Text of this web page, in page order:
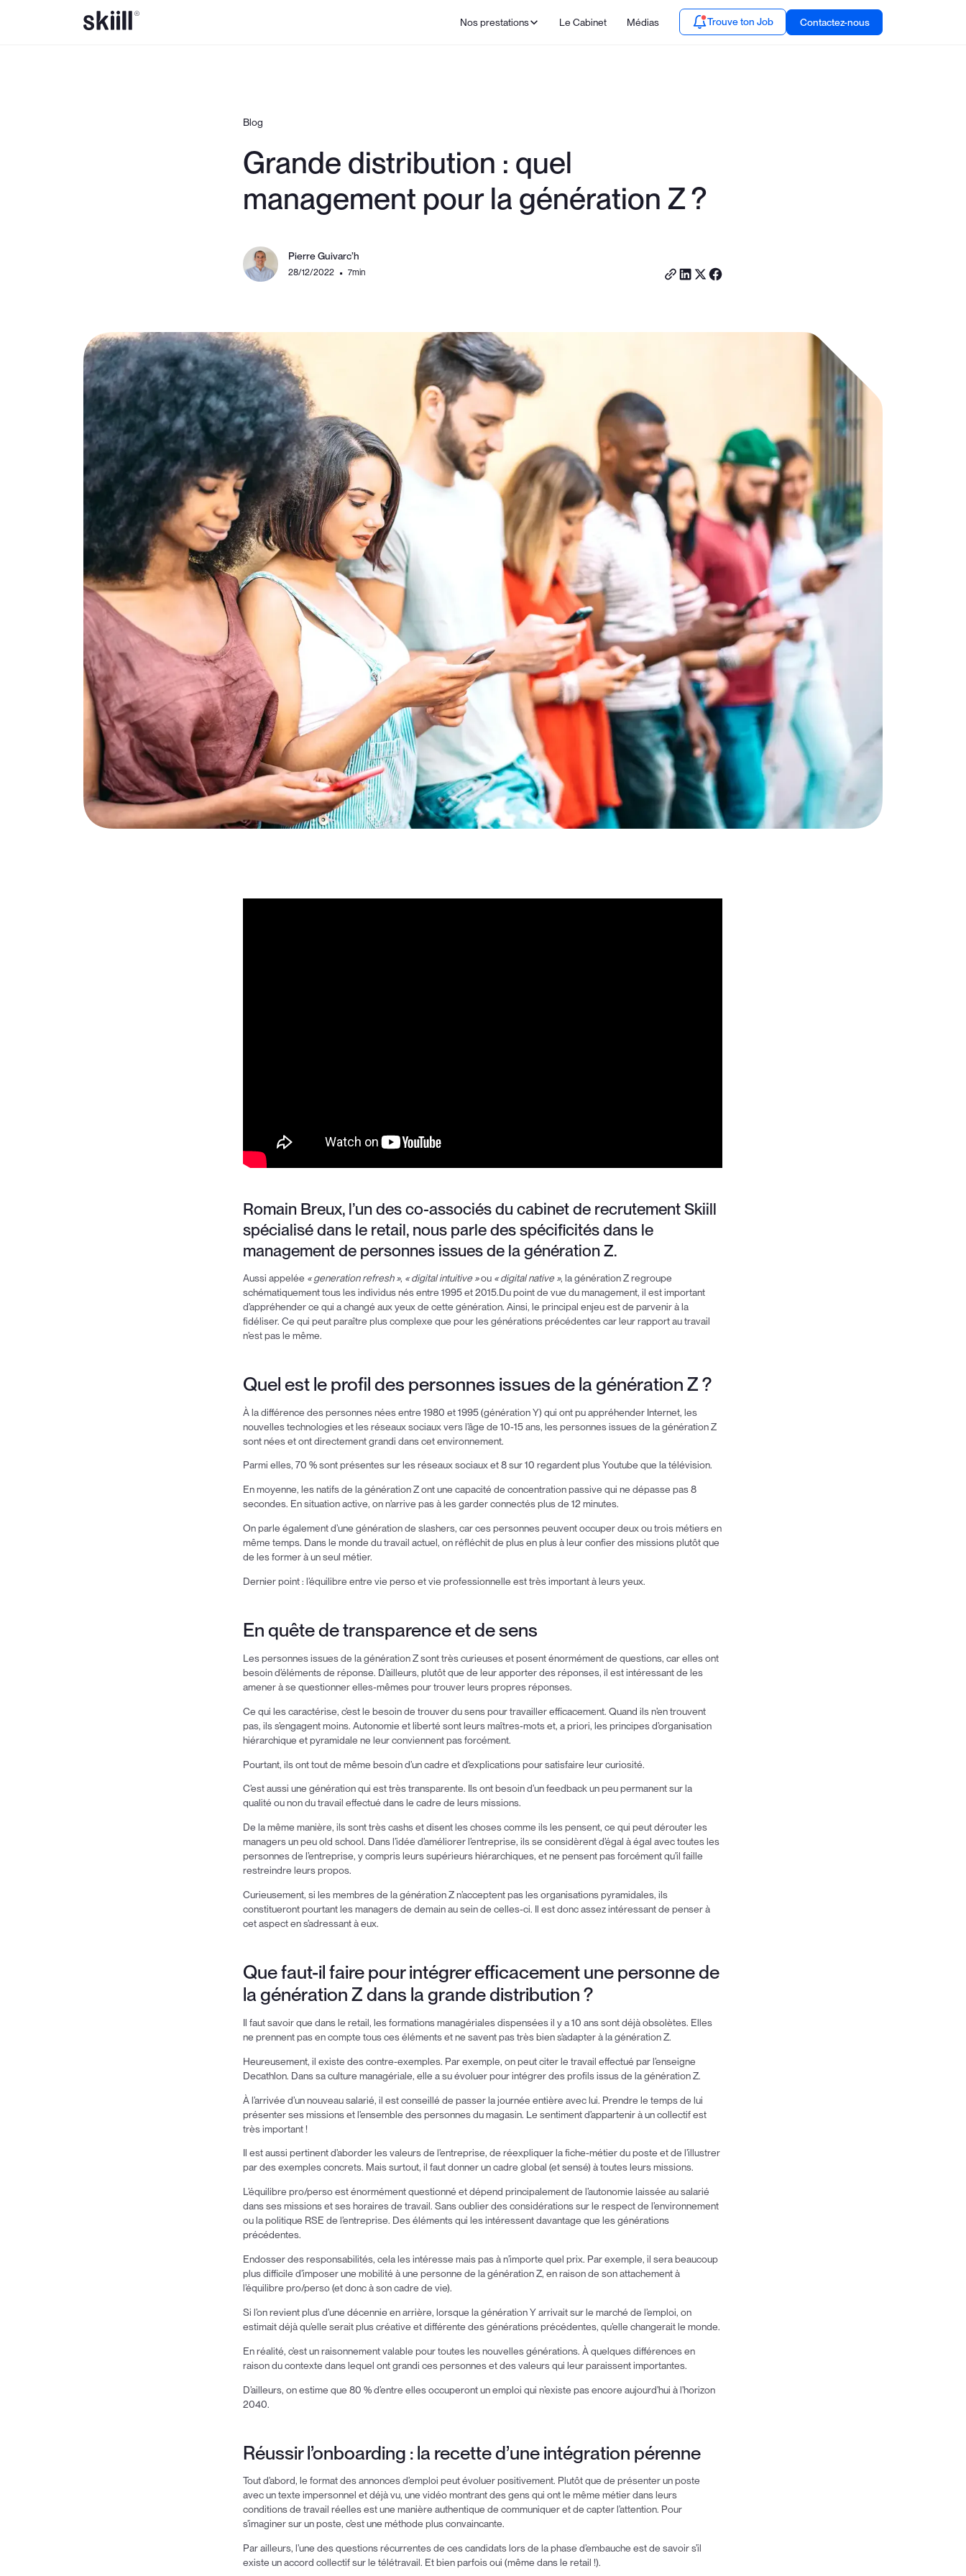
Nos prestations Le Cabinet Médias Trouve ton Job Contactez-nous
Blog
Grande distribution : quel
management pour la génération Z ?
Pierre Guivarc’h
28/12/2022 • 7min
Romain Breux, l’un des co-associés du cabinet de recrutement Skiill
spécialisé dans le retail, nous parle des spécificités dans le
management de personnes issues de la génération Z.
Aussi appelée « generation refresh », « digital intuitive »ou « digital native », la génération Z regroupe
schématiquement tous les individus nés entre 1995 et 2015.Du point de vue du management, il est important
d’appréhender ce qui a changé aux yeux de cette génération. Ainsi, le principal enjeu est de parvenir à la
fidéliser. Ce qui peut paraître plus complexe que pour les générations précédentes car leur rapport au travail
n’est pas le même.
Quel est le profil des personnes issues de la génération Z ?
À la différence des personnes nées entre 1980 et 1995 (génération Y) qui ont pu appréhender Internet, les
nouvelles technologies et les réseaux sociaux vers l’âge de 10-15 ans, les personnes issues de la génération Z
sont nées et ont directement grandi dans cet environnement.
Parmi elles, 70 % sont présentes sur les réseaux sociaux et 8 sur 10 regardent plus Youtube que la télévision.
En moyenne, les natifs de la génération Z ont une capacité de concentration passive qui ne dépasse pas 8
secondes. En situation active, on n’arrive pas à les garder connectés plus de 12 minutes.
On parle également d’une génération de slashers, car ces personnes peuvent occuper deux ou trois métiers en
même temps. Dans le monde du travail actuel, on réfléchit de plus en plus à leur confier des missions plutôt que
de les former à un seul métier.
Dernier point : l’équilibre entre vie perso et vie professionnelle est très important à leurs yeux.
En quête de transparence et de sens
Les personnes issues de la génération Z sont très curieuses et posent énormément de questions, car elles ont
besoin d’éléments de réponse. D’ailleurs, plutôt que de leur apporter des réponses, il est intéressant de les
amener à se questionner elles-mêmes pour trouver leurs propres réponses.
Ce qui les caractérise, c’est le besoin de trouver du sens pour travailler efficacement. Quand ils n’en trouvent
pas, ils s’engagent moins. Autonomie et liberté sont leurs maîtres-mots et, a priori, les principes d’organisation
hiérarchique et pyramidale ne leur conviennent pas forcément.
Pourtant, ils ont tout de même besoin d’un cadre et d’explications pour satisfaire leur curiosité.
C’est aussi une génération qui est très transparente. Ils ont besoin d’un feedback un peu permanent sur la
qualité ou non du travail effectué dans le cadre de leurs missions.
De la même manière, ils sont très cashs et disent les choses comme ils les pensent, ce qui peut dérouter les
managers un peu old school. Dans l’idée d’améliorer l’entreprise, ils se considèrent d’égal à égal avec toutes les
personnes de l’entreprise, y compris leurs supérieurs hiérarchiques, et ne pensent pas forcément qu’il faille
restreindre leurs propos.
Curieusement, si les membres de la génération Z n’acceptent pas les organisations pyramidales, ils
constitueront pourtant les managers de demain au sein de celles-ci. Il est donc assez intéressant de penser à
cet aspect en s’adressant à eux.
Que faut-il faire pour intégrer efficacement une personne de
la génération Z dans la grande distribution ?
Il faut savoir que dans le retail, les formations managériales dispensées il y a 10 ans sont déjà obsolètes. Elles
ne prennent pas en compte tous ces éléments et ne savent pas très bien s’adapter à la génération Z.
Heureusement, il existe des contre-exemples. Par exemple, on peut citer le travail effectué par l’enseigne
Decathlon. Dans sa culture managériale, elle a su évoluer pour intégrer des profils issus de la génération Z.
À l’arrivée d’un nouveau salarié, il est conseillé de passer la journée entière avec lui. Prendre le temps de lui
présenter ses missions et l’ensemble des personnes du magasin. Le sentiment d’appartenir à un collectif est
très important !
Il est aussi pertinent d’aborder les valeurs de l’entreprise, de réexpliquer la fiche-métier du poste et de l’illustrer
par des exemples concrets. Mais surtout, il faut donner un cadre global (et sensé) à toutes leurs missions.
L’équilibre pro/perso est énormément questionné et dépend principalement de l’autonomie laissée au salarié
dans ses missions et ses horaires de travail. Sans oublier des considérations sur le respect de l’environnement
ou la politique RSE de l’entreprise. Des éléments qui les intéressent davantage que les générations
précédentes.
Endosser des responsabilités, cela les intéresse mais pas à n’importe quel prix. Par exemple, il sera beaucoup
plus difficile d’imposer une mobilité à une personne de la génération Z, en raison de son attachement à
l’équilibre pro/perso (et donc à son cadre de vie).
Si l’on revient plus d’une décennie en arrière, lorsque la génération Y arrivait sur le marché de l’emploi, on
estimait déjà qu’elle serait plus créative et différente des générations précédentes, qu’elle changerait le monde.
En réalité, c’est un raisonnement valable pour toutes les nouvelles générations. À quelques différences en
raison du contexte dans lequel ont grandi ces personnes et des valeurs qui leur paraissent importantes.
D’ailleurs, on estime que 80 % d’entre elles occuperont un emploi qui n’existe pas encore aujourd’hui à l’horizon
2040.
Réussir l’onboarding : la recette d’une intégration pérenne
Tout d’abord, le format des annonces d’emploi peut évoluer positivement. Plutôt que de présenter un poste
avec un texte impersonnel et déjà vu, une vidéo montrant des gens qui ont le même métier dans leurs
conditions de travail réelles est une manière authentique de communiquer et de capter l’attention. Pour
s’imaginer sur un poste, c’est une méthode plus convaincante.
Par ailleurs, l’une des questions récurrentes de ces candidats lors de la phase d’embauche est de savoir s’il
existe un accord collectif sur le télétravail. Et bien parfois oui (même dans le retail !).